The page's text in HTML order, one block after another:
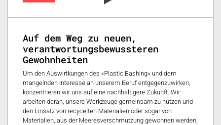
Auf dem Weg zu neuen,
verantwortungsbewussteren
Gewohnheiten
Um den Auswirtkungen des «Plastic Bashing» und dem
mangelnden Interesse an unserem Beruf entgegenzuwirken,
konzentrieren wir uns auf eine nachhaltigere Zukunft. Wir
arbeiten daran, unsere Werkzeuge gemeinsam zu nutzen und
den Einsatz von recycelten Materialien oder sogar von
Materialien, aus der Meeresverschmutzung gewonnen werden,